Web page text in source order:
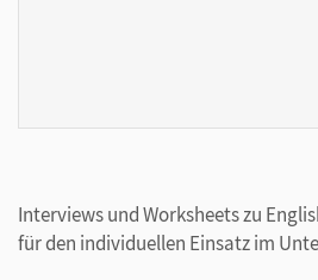
Interviews und Worksheets zu
für den individuellen Einsatz im